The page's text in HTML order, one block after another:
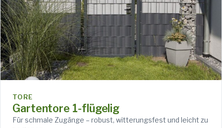
TORE
Gartentore 1-flügelig
Für schmale Zugänge – robust, witterungsfest und leicht zu